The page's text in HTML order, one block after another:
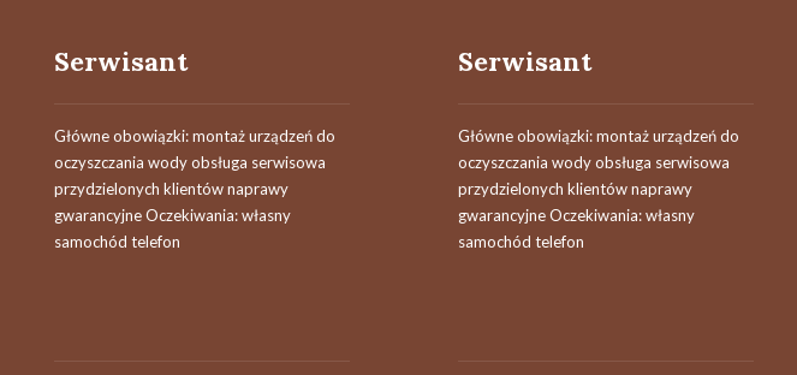
Serwisant
Główne obowiązki: montaż urządzeń do
oczyszczania wody obsługa serwisowa
przydzielonych klientów naprawy
gwarancyjne Oczekiwania: własny
samochód telefon
Serwisant
Główne obowiązki: montaż urządzeń do
oczyszczania wody obsługa serwisowa
przydzielonych klientów naprawy
gwarancyjne Oczekiwania: własny
samochód telefon